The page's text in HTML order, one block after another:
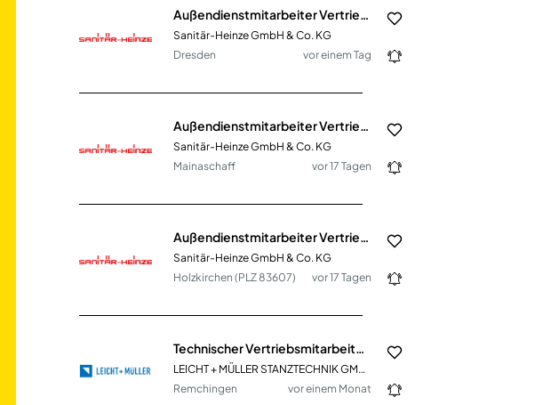
Sanitär-Heinze GmbH & Co. KG
Dresden
vor einem Tag
Sanitär-Heinze GmbH & Co. KG
Mainaschaff
vor 17 Tagen
Sanitär-Heinze GmbH & Co. KG
Holzkirchen (PLZ 83607)
vor 17 Tagen
LEICHT + MÜLLER STANZTECHNIK GMBH + CO. KG
Remchingen
vor einem Monat